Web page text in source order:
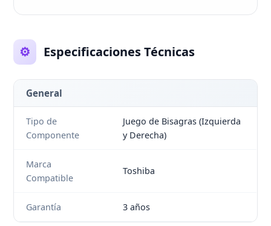
⚙️ Especificaciones Técnicas
General
Tipo de
Componente
Juego de Bisagras (Izquierda
y Derecha)
Marca
Compatible
Toshiba
Garantía 3 años